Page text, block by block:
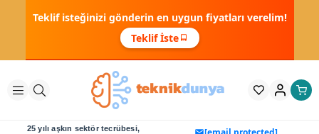
Teklif isteğinizi gönderin en uygun fiyatları verelim!
Teklif İste
25 yılı aşkın sektör tecrübesi,